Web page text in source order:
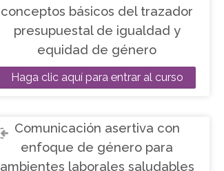
conceptos básicos del trazador
presupuestal de igualdad y
equidad de género
Haga clic aquí para entrar al curso
Comunicación asertiva con
enfoque de género para
ambientes laborales saludables